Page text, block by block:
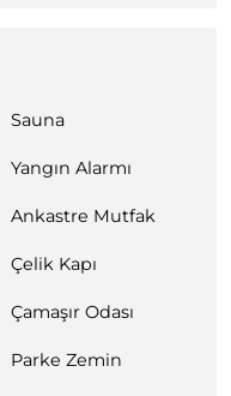
Sauna
Yangın Alarmı
Ankastre Mutfak
Çelik Kapı
Çamaşır Odası
Parke Zemin